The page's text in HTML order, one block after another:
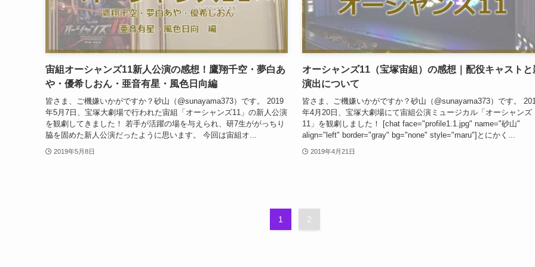
宙組オーシャンズ11新人公演の感想！鷹翔千空・夢白あ
や・優希しおん・亜音有星・風色日向編
皆さま、ご機嫌いかがですか？砂山（@sunayama373）です。 2019
年5月7日、宝塚大劇場で行われた宙組「オーシャンズ11」の新人公演
を観劇してきました！ 若手が活躍の場を与えられ、研7生ががっちり
脇を固めた新人公演だったように思います。 今回は宙組オ...
2019年5月8日
オーシャンズ11（宝塚宙組）の感想｜配役キャストと
演出について
皆さま、ご機嫌いかがですか？砂山（@sunayama373）です。
年4月20日、宝塚大劇場にて宙組公演ミュージカル「オーシャンズ
11」を観劇しました！ [chat face="profile1.1.jpg" name="砂山"
align="left" border="gray" bg="none" style="maru"]とにかく...
2019年4月21日
1 2